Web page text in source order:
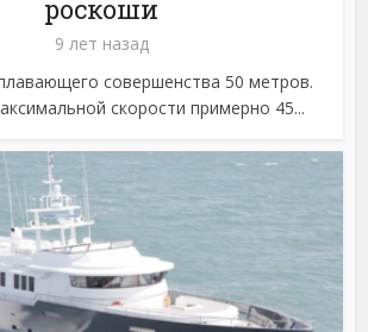
роскоши
9 лет назад
совершенства 50 метров.
скорости примерно 45...